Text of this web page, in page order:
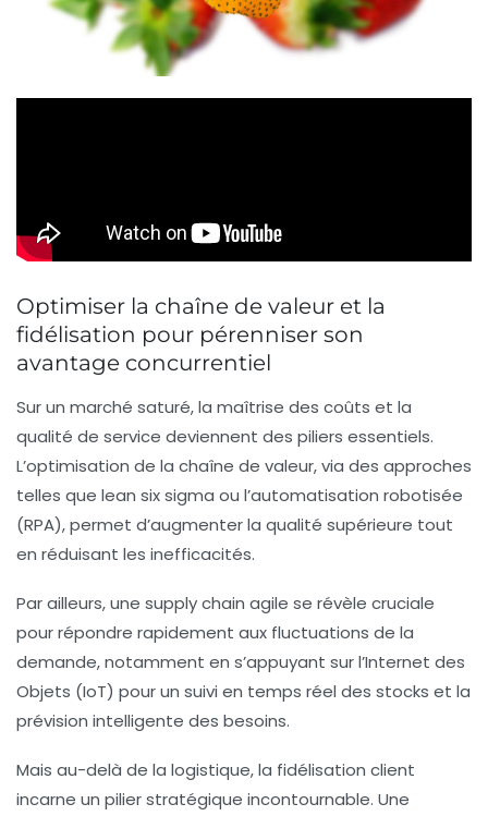
Optimiser la chaîne de valeur et la
fidélisation pour pérenniser son
avantage concurrentiel
Sur un marché saturé, la maîtrise des coûts et la
qualité de service deviennent des piliers essentiels.
L’optimisation de la chaîne de valeur, via des approches
telles que lean six sigma ou l’automatisation robotisée
(RPA), permet d’augmenter la qualité supérieure tout
en réduisant les inefficacités.
Par ailleurs, une supply chain agile se révèle cruciale
pour répondre rapidement aux fluctuations de la
demande, notamment en s’appuyant sur l’Internet des
Objets (IoT) pour un suivi en temps réel des stocks et la
prévision intelligente des besoins.
Mais au-delà de la logistique, la fidélisation client
incarne un pilier stratégique incontournable. Une